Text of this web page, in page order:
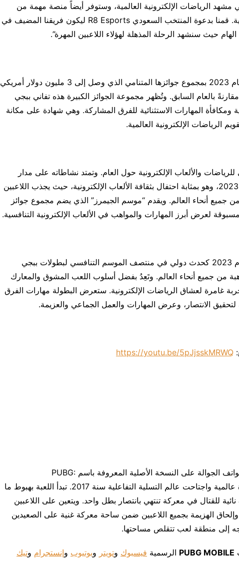
الرياضات الإلكترونية العالمية، وستوفر أيضاً منصة مهمة من
شأنها أن تتيح فرصة التألّق للمواهب المحلية. قمنا بدعوة المنتخب السعودي R8 Esports ليكون فريقنا المضيف في
حيث سنشهد الرحلة المذهلة لهؤلاء اللاعبين المهرة”.
على الدعوة لعام 2023 بمجموع جوائزها المتنامي الذي وصل إلى 3 مليون دولار أمريكي
بالعام السابق. وتُظهر مجموعة الجوائز الكبيرة هذه تفاني ببجي
ومكافأة المهارات الاستثنائية للفرق المشاركة. وهي شهادة على مكانة
الرياضات الإلكترونية العالمية.
والألعاب الإلكترونية حول العام. وتمتد نشاطاته على مدار
ثمانية أسابيع، بدءاً من يوليو وحتى سبتمبر 2023، وهو بمثابة احتفال بثقافة الألعاب الإلكترونية، حيث يجذب اللاعبين
جميع أنحاء العالم. ويقدم “موسم الجيمرز” الذي يضم مجموع جوائز
على الدعوة لعام 2023 كحدث دولي في منتصف الموسم التنافسي لبطولات ببجي
من جميع أنحاء العالم. وتَعِدُ بفضل أسلوب اللعب المشوق والمعارك
غامرة لعشاق الرياضات الإلكترونية. ستعرض البطولة مهارات الفرق
الانتصار، وعرض المهارات والعمل الجماعي والعزيمة.
https://youtu.be/5pJjsskMRWQ
ترتكز لعبة PUBG MOBILE المخصصة للهواتف الجوالة على النسخة الأصلية المعروفة باسم PUBG:
BATTLEGROUNDS والتي حققت ظاهرة عالمية واجتاحت عالم التسلية التفاعلية سنة 2017. تبدأ اللعبة بهبوط ما
نائية للقتال في معركة تنتهي بانتصار بطل واحد. ويتعين على اللاعبين
الهزيمة بجميع اللاعبين ضمن ساحة معركة غنية على الصعيدين
إلى منطقة لعب تتقلص مساحتها.
PUBG MOBILE الرسمية فيسبوك وتويتر ويوتيوب وإنستجرام وتيك